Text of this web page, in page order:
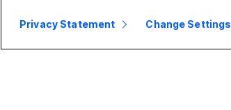
Privacy Statement Change Settings